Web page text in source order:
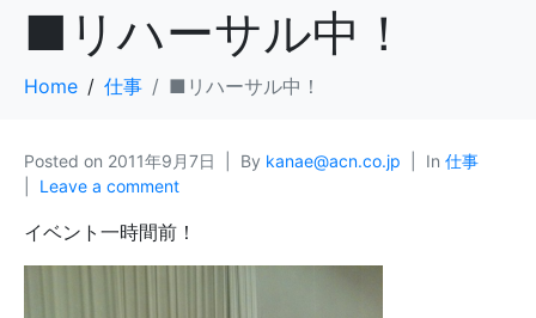
■リハーサル中！
Home 仕事 ■リハーサル中！
Posted on 2011年9月7日 By kanae@acn.co.jp In 仕事
Leave a comment
イベント一時間前！